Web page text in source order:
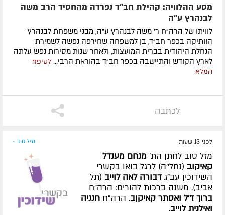
מסע ההלוויה: קהילת חב"ד נפרדה מהחסיד הרב משה
לבנהרץ ע"ה
לוויתו של הרה"ח ר' משה לבנהרץ ע"ה, מבני משפחת לבנהרץ
הוותיקה בכפר חב"ד, בן למשפחה שחירפה נפשה לשמירת
הגחלת היהודית בברית המועצות, ולאחר שנות מסירות נפש עלתה
לארץ הקודש והתיישבה בכפר חב"ד בהוראת הרבי... לסיפור
המלא
לכתבה
לפני 13 שעות מזל טוב »
מזל טוב לחתן הת' מנחם מענדל
קאיקוב (נחל''ה) לרגל בואו בקשרי
השידוכין עב"ג דבורה לאה לוייב (תל
אביב). משנה ברכות להורים: הרה"ח
ברוך ז''ל ואסתר קאיקןב. הרה"ח חנניה
ואילנית לוייב.